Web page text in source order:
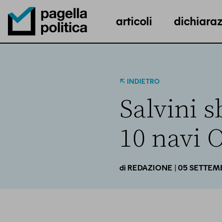
Pagella Politica Logo
articoli
INDIETRO
Salvini
10 navi
di REDAZIONE | 05